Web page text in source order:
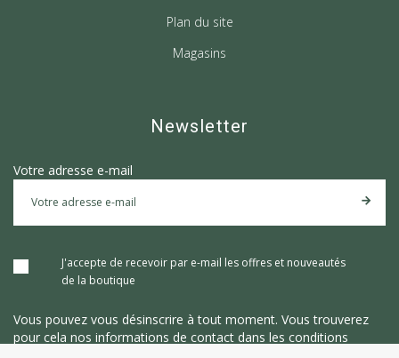
Plan du site
Magasins
Newsletter
Votre adresse e-mail
J'accepte de recevoir par e-mail les offres et nouveautés
de la boutique
Vous pouvez vous désinscrire à tout moment. Vous trouverez
pour cela nos informations de contact dans les conditions